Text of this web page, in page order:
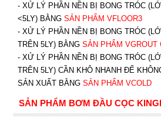
- XỬ LÝ PHẦN NỀN BỊ BONG TRÓC
<5LY) BẰNG SẢN PHẨM VFLOOR3
- XỬ LÝ PHẦN NỀN BỊ BONG TRÓC
TRÊN 5LY) BẰNG SẢN PHẨM VGROUT
- XỬ LÝ PHẦN NỀN BỊ BONG TRÓC
TRÊN 5LY) CẦN KHÔ NHANH ĐỂ
SẢN XUẤT BẰNG SẢN PHẨM VCOLD
SẢN PHẨM BƠM ĐẦU CỌC